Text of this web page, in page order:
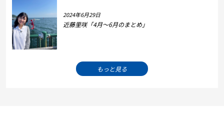
2024年6月29日
近藤里咲「4月～6月のまとめ」
もっと見る